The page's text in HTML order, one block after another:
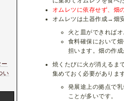
オムレツに依存せず、畑
オムレツは土器作成→畑
火と皿ができれば
食料確保において
担います。畑の作
焼くたびに火が消えるま
集めておく必要があります
発展途上の拠点で
ことが多いです。
い